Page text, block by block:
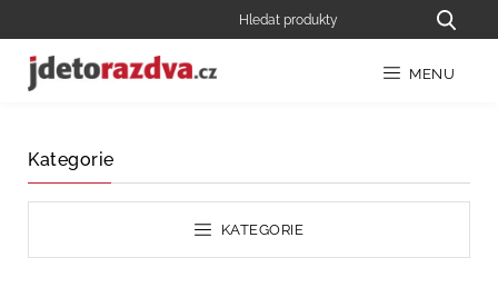
MENU
Kategorie
KATEGORIE